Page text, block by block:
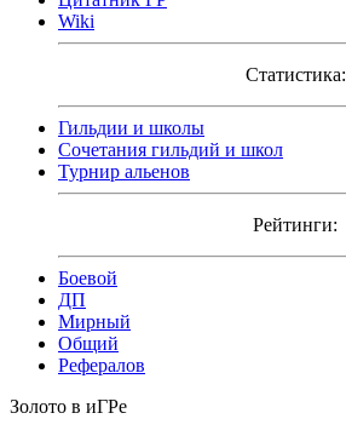
Wiki
Статистика:
Гильдии и школы
Сочетания гильдий и школ
Турнир альенов
Рейтинги:
Боевой
ДП
Мирный
Общий
Рефералов
Золото в иГРе